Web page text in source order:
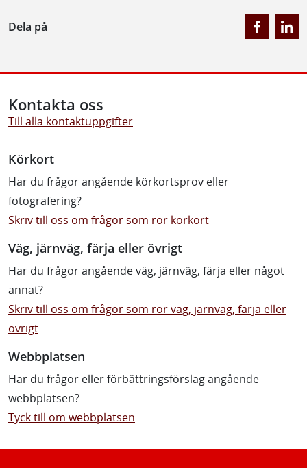
Dela på
Kontakta oss
Till alla kontaktuppgifter
Körkort
Har du frågor angående körkortsprov eller
fotografering?
Skriv till oss om frågor som rör körkort
Väg, järnväg, färja eller övrigt
Har du frågor angående väg, järnväg, färja eller något
annat?
Skriv till oss om frågor som rör väg, järnväg, färja eller
övrigt
Webbplatsen
Har du frågor eller förbättringsförslag angående
webbplatsen?
Tyck till om webbplatsen